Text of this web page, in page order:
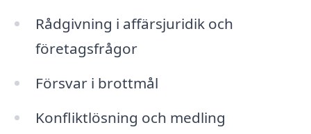
Rådgivning i affärsjuridik och
företagsfrågor
Försvar i brottmål
Konfliktlösning och medling